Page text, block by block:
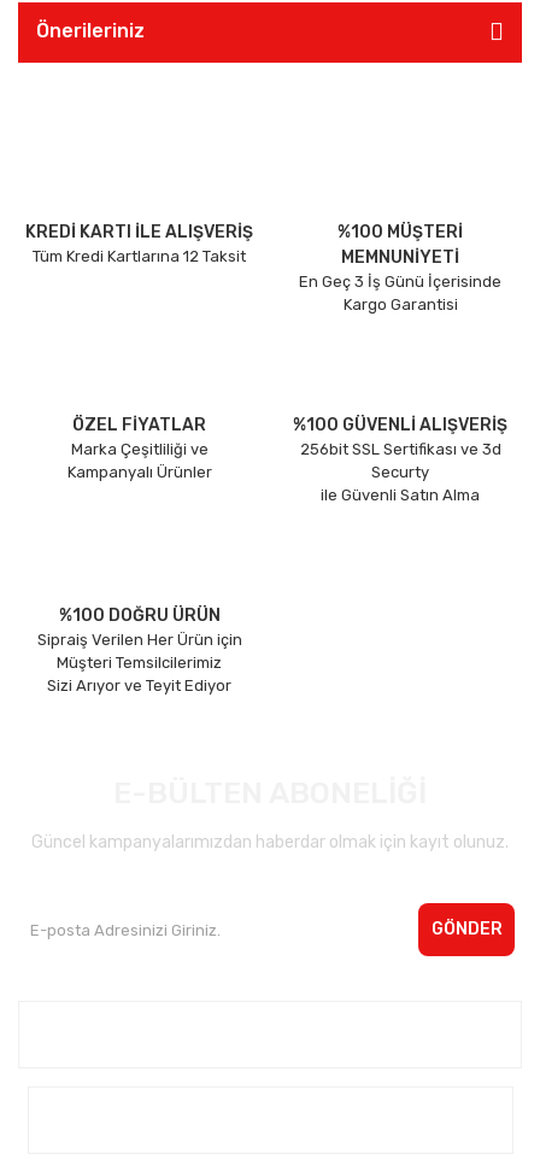
Önerileriniz
KREDİ KARTI İLE ALIŞVERİŞ
Tüm Kredi Kartlarına 12 Taksit
%100 MÜŞTERİ
MEMNUNİYETİ
En Geç 3 İş Günü İçerisinde
Kargo Garantisi
ÖZEL FİYATLAR
Marka Çeşitliliği ve
Kampanyalı Ürünler
%100 GÜVENLİ ALIŞVERİŞ
256bit SSL Sertifikası ve 3d
Securty
ile Güvenli Satın Alma
%100 DOĞRU ÜRÜN
Sipraiş Verilen Her Ürün için
Müşteri Temsilcilerimiz
Sizi Arıyor ve Teyit Ediyor
Güncel kampanyalarımızdan haberdar olmak için kayıt olunuz.
GÖNDER